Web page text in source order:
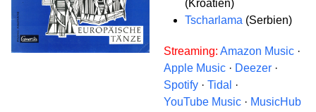
(Kroatien)
Tscharlama (Serbien)
Streaming: Amazon Music ·
Apple Music · Deezer ·
Spotify · Tidal ·
YouTube Music · MusicHub